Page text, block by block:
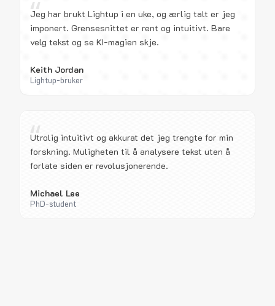
“
Jeg har brukt Lightup i en uke, og ærlig talt er jeg
imponert. Grensesnittet er rent og intuitivt. Bare
velg tekst og se KI-magien skje.
Keith Jordan
Lightup-bruker
“
Utrolig intuitivt og akkurat det jeg trengte for min
forskning. Muligheten til å analysere tekst uten å
forlate siden er revolusjonerende.
Michael Lee
PhD-student